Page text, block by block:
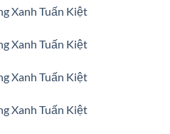
Xanh Tuấn Kiệt
Xanh Tuấn Kiệt
Xanh Tuấn Kiệt
Xanh Tuấn Kiệt